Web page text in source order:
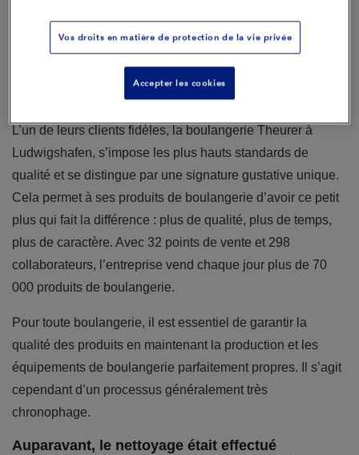
boulangerie de haute qualité nécessitent des machines
performantes, et la propreté est un facteur déterminant
L’un de leurs clients fidèles, la boulangerie Theurer à
Ludwigshafen, s’impose les plus hauts standards de
qualité et se distingue par une signature gustative unique.
Cela permet à ses produits de boulangerie d’avoir ce petit
plus qui fait la différence : plus de qualité, plus de temps,
plus de caractère. Avec 32 points de vente et 298
collaborateurs, l’entreprise vend chaque jour plus de 70
000 produits de boulangerie.
Pour toute boulangerie, il est essentiel de garantir la
qualité des produits en maintenant la production et les
équipements de boulangerie parfaitement propres. Il s’agit
cependant d’un processus généralement très
chronophage.
Auparavant, le nettoyage était effectué
Vos droits en matière de protection de la vie privée
Accepter les cookies